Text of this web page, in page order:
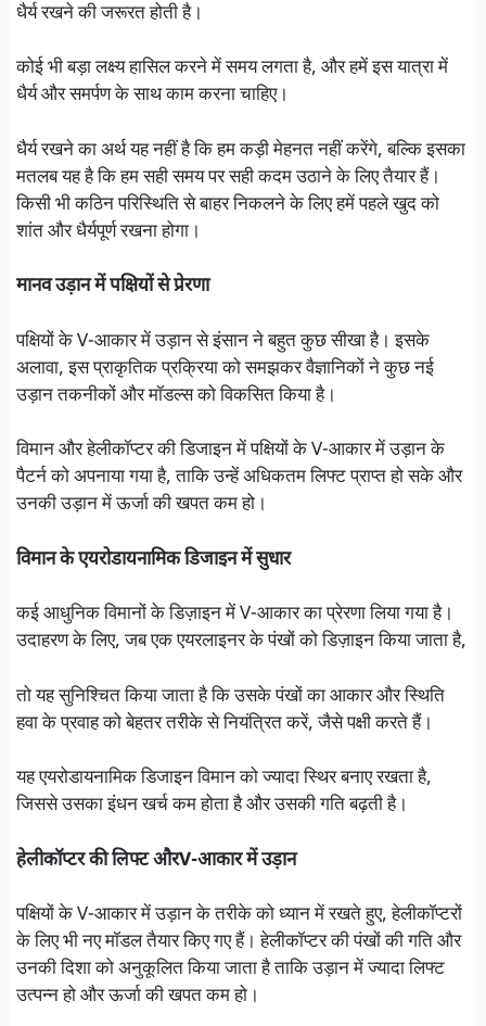
धैर्य रखने की जरूरत होती है।
कोई भी बड़ा लक्ष्य हासिल करने में समय लगता है, और हमें इस यात्रा में
धैर्य और समर्पण के साथ काम करना चाहिए।
धैर्य रखने का अर्थ यह नहीं है कि हम कड़ी मेहनत नहीं करेंगे, बल्कि इसका
मतलब यह है कि हम सही समय पर सही कदम उठाने के लिए तैयार हैं।
किसी भी कठिन परिस्थिति से बाहर निकलने के लिए हमें पहले खुद को
शांत और धैर्यपूर्ण रखना होगा।
मानव उड़ान में पक्षियों से प्रेरणा
पक्षियों के V-आकार में उड़ान से इंसान ने बहुत कुछ सीखा है। इसके
अलावा, इस प्राकृतिक प्रक्रिया को समझकर वैज्ञानिकों ने कुछ नई
उड़ान तकनीकों और मॉडल्स को विकसित किया है।
विमान और हेलीकॉप्टर की डिजाइन में पक्षियों के V-आकार में उड़ान के
पैटर्न को अपनाया गया है, ताकि उन्हें अधिकतम लिफ्ट प्राप्त हो सके और
उनकी उड़ान में ऊर्जा की खपत कम हो।
विमान के एयरोडायनामिक डिजाइन में सुधार
कई आधुनिक विमानों के डिज़ाइन में V-आकार का प्रेरणा लिया गया है।
उदाहरण के लिए, जब एक एयरलाइनर के पंखों को डिज़ाइन किया जाता है,
तो यह सुनिश्चित किया जाता है कि उसके पंखों का आकार और स्थिति
हवा के प्रवाह को बेहतर तरीके से नियंत्रित करें, जैसे पक्षी करते हैं।
यह एयरोडायनामिक डिजाइन विमान को ज्यादा स्थिर बनाए रखता है,
जिससे उसका इंधन खर्च कम होता है और उसकी गति बढ़ती है।
हेलीकॉप्टर की लिफ्ट औरV-आकार में उड़ान
पक्षियों के V-आकार में उड़ान के तरीके को ध्यान में रखते हुए, हेलीकॉप्टरों
के लिए भी नए मॉडल तैयार किए गए हैं। हेलीकॉप्टर की पंखों की गति और
उनकी दिशा को अनुकूलित किया जाता है ताकि उड़ान में ज्यादा लिफ्ट
उत्पन्न हो और ऊर्जा की खपत कम हो।